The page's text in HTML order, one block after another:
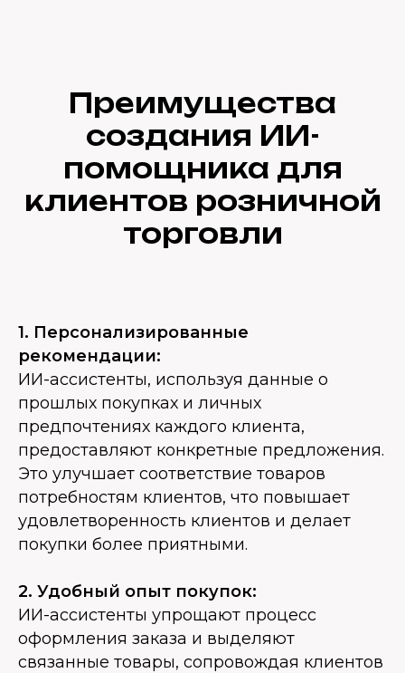
Преимущества
создания ИИ-
помощника для
клиентов розничной
торговли
1. Персонализированные
рекомендации:
ИИ-ассистенты, используя данные о
прошлых покупках и личных
предпочтениях каждого клиента,
предоставляют конкретные предложения.
Это улучшает соответствие товаров
потребностям клиентов, что повышает
удовлетворенность клиентов и делает
покупки более приятными.
2. Удобный опыт покупок:
ИИ-ассистенты упрощают процесс
оформления заказа и выделяют
связанные товары, сопровождая клиентов